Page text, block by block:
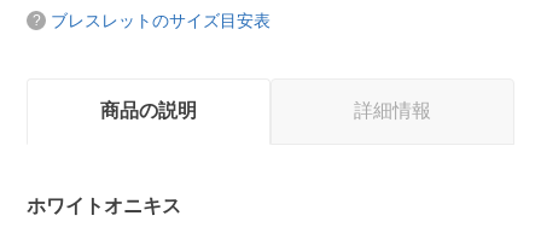
ブレスレットのサイズ目安表
商品の説明 詳細情報
ホワイトオニキス